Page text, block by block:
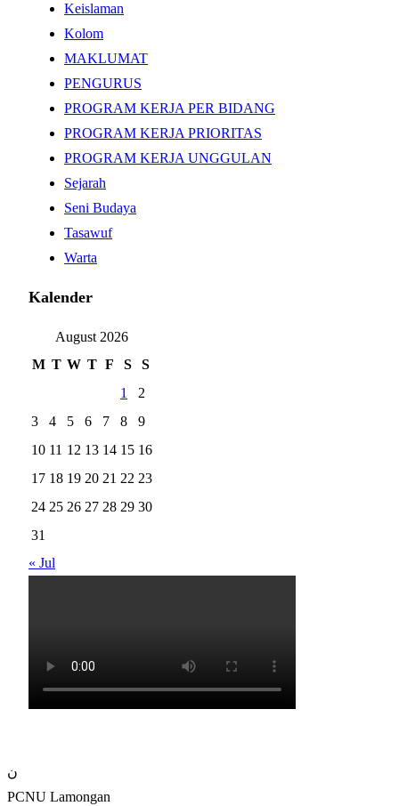
Keislaman
Kolom
MAKLUMAT
PENGURUS
PROGRAM KERJA PER BIDANG
PROGRAM KERJA PRIORITAS
PROGRAM KERJA UNGGULAN
Sejarah
Seni Budaya
Tasawuf
Warta
Kalender
August 2026
M T W T F S
S
1
2
3
4 5 6 7 8
9
10 11 12 13 14 15 16
17 18 19 20 21 22 23
24 25 26 27 28 29 30
31
« Jul
ن
PCNU Lamongan